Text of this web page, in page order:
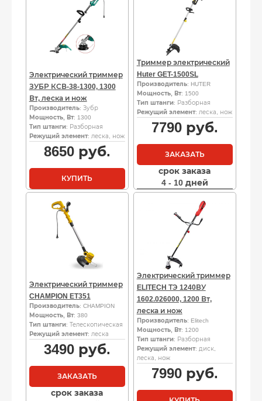
Электрический триммер
ЗУБР КСВ-38-1300, 1300
Вт, леска и нож
Производитель: Зубр
Мощность, Вт: 1300
Тип штанги: Разборная
Режущий элемент: леска, нож
8650руб.
КУПИТЬ
Триммер электрический
Huter GET-1500SL
Производитель: HUTER
Мощность, Вт: 1500
Тип штанги: Разборная
Режущий элемент: леска, нож
7790руб.
ЗАКАЗАТЬ
срок заказа
4 - 10 дней
Электрический триммер
CHAMPION ET351
Производитель: CHAMPION
Мощность, Вт: 380
Тип штанги: Телескопическая
Режущий элемент: леска
3490руб.
ЗАКАЗАТЬ
срок заказа
Электрический триммер
ELITECH ТЭ 1240ВУ
1602.026000, 1200 Вт,
леска и нож
Производитель: Elitech
Мощность, Вт: 1200
Тип штанги: Разборная
Режущий элемент: диск,
леска, нож
7990руб.